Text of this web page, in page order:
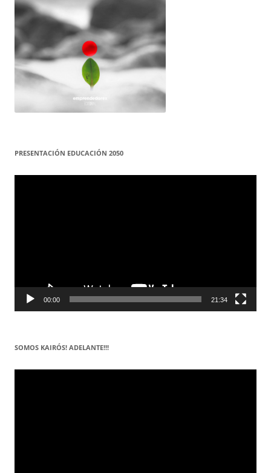
PRESENTACIÓN EDUCACIÓN 2050
Reproductor
00:00 21:34
SOMOS KAIRÓS! ADELANTE!!!
Reproductor